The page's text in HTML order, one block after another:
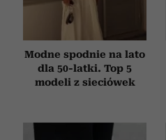
Modne spodnie na lato
dla 50-latki. Top 5
modeli z sieciówek